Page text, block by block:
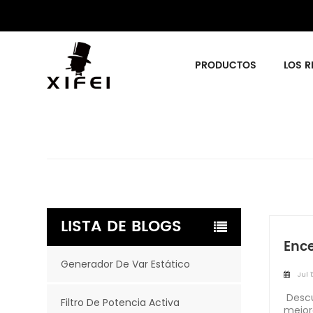
PRODUCTOS LOS
Jul
LISTA DE BLOGS
Generador De Var Estático
Filtro De Potencia Activa